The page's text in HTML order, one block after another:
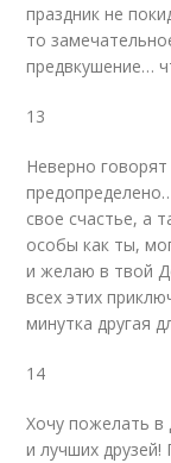
праздник не
то
предвкушение…
13
Неверно
свое счастье, а
особы как ты,
и желаю в твой
всех этих
минутка другая
14
Хочу пожелать в
и лучших друзей!